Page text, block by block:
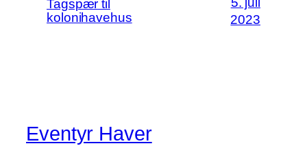
Tagspær til
kolonihavehus
2023
Eventyr Haver